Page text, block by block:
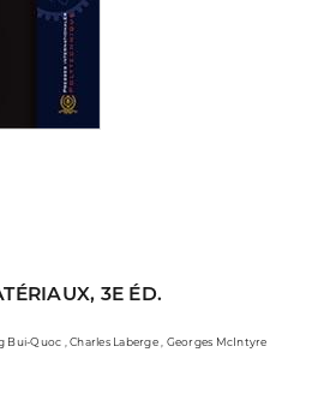
3E ÉD.
Quoc , Charles Laberge , Georges McIntyre